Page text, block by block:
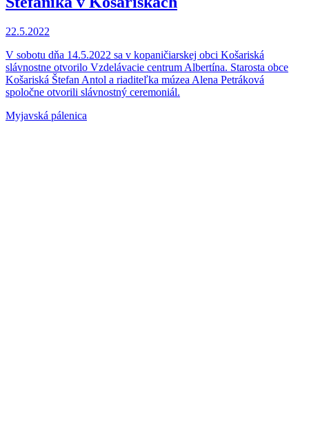
22.5.2022
V sobotu dňa 14.5.2022 sa v kopaničiarskej obci Košariská
slávnostne otvorilo Vzdelávacie centrum Albertína. Starosta obce
Košariská Štefan Antol a riaditeľka múzea Alena Petráková
spoločne otvorili slávnostný ceremoniál.
Myjavská pálenica